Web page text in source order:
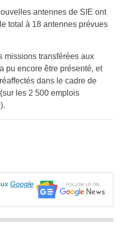
antennes de SIE ont
total à 18 antennes prévues
missions transférées aux
pu encore être présenté, et
dans le cadre de
les 2 500 emplois
Google